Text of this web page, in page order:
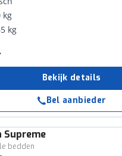
kg
kg
Bekijk details
Bel aanbieder
Supreme
bedden